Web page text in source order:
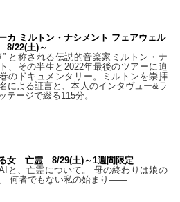
カ ミルトン・ナシメント フェアウェル
8/22(土)～
” と称される伝説的音楽家ミルトン・ナ
、その半生と2022年最後のツアーに迫
のドキュメンタリー。ミルトンを崇拝
による証言と、本人のインタヴュー&ラ
テージで綴る115分。
女 亡霊 8/29(土)～1週間限定
と、亡霊について。 母の終わりは娘の
何者でもない私の始まり――